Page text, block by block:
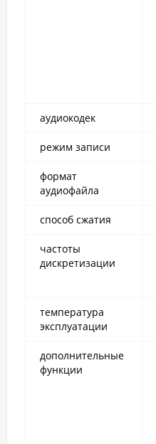
аудиокодек
режим записи
формат
аудиофайла
способ сжатия
частоты
дискретизации
температура
эксплуатации
дополнительные
функции